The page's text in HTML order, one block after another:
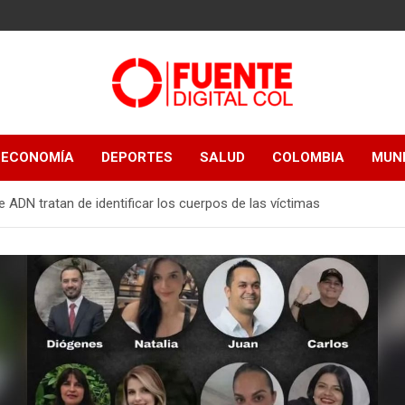
Fuente Digital
Col
ECONOMÍA DEPORTES SALUD COLOMBIA
ADN tratan de identificar los cuerpos de las víctimas